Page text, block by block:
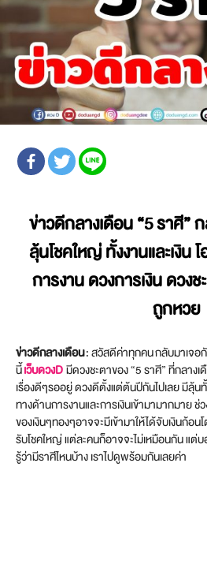
ข่าวดีกลางเดือน“5 ราศี”
ลุ้นโชคใหญ่ ทั้งงานและเงิน
การงาน ดวงการเงินดวง
ถูกหวย
ข่าวดีกลางเดือน: สวัสดีค่าทุกคน กลับมาเจ
นี้เว็บดวงDมีดวงชะตาของ “5 ราศี” ที่กลา
เรื่องดีๆรออยู่ ดวงดีตั้งแต่ต้นปีกันไปเลย มีลุ้น
ทางด้านการงานและการเงินเข้ามามากมาย
ของเงินๆทองๆอาจจะมีเข้ามาให้ได้จับเงินก้อน
รับโชคใหญ่ แต่ละคนก็อาจจะไม่เหมือนกัน แต่
รู้ว่ามีราศีไหนบ้าง เราไปดูพร้อมกันเลยค่า